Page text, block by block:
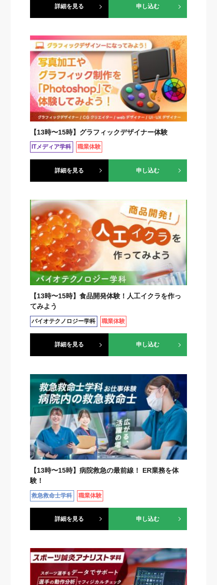
詳細を見る 申し込む
【13時〜15時】グラフィックデザイナー体験
ITメディア学科 職業体験
詳細を見る 申し込む
【13時〜15時】食品開発体験！人工イクラを作っ
てみよう
バイオテクノロジー学科 職業体験
詳細を見る 申し込む
【13時〜15時】病院救急の最前線！ ER業務を体
験！
救急救命士学科 職業体験
詳細を見る 申し込む